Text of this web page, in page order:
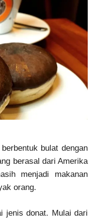
bulat dengan
berasal dari Amerika
menjadi makanan
orang.
jenis donat. Mulai dari